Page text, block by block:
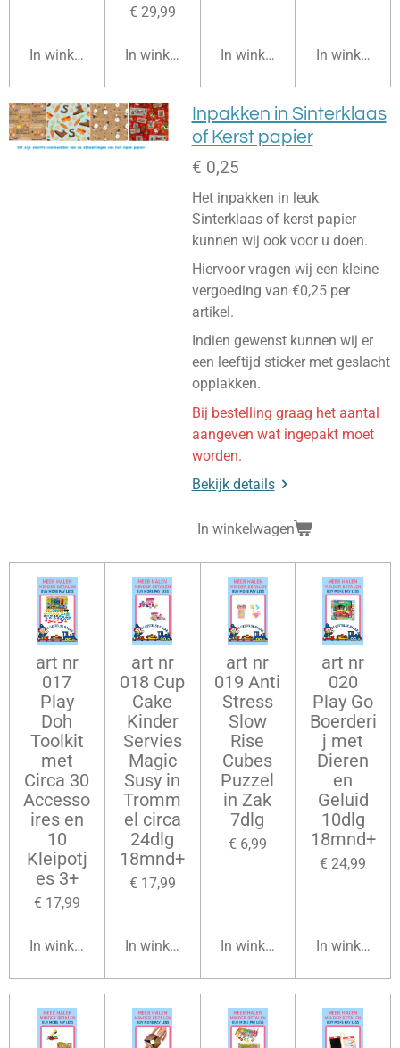
In winkelwagen
€ 29,99
In winkelwagenIn winkelwagenIn
Inpakken in Sinterklaas
of Kerst papier
€ 0,25
Het inpakken in leuk
Sinterklaas of kerst papier
kunnen wij ook voor u doen.
Hiervoor vragen wij een kleine
vergoeding van €0,25 per
artikel.
Indien gewenst kunnen wij er
een leeftijd sticker met geslacht
opplakken.
Bij bestelling graag het aantal
aangeven wat ingepakt moet
worden.
Bekijk details
In winkelwagen
art nr
017
Play
Doh
Toolkit
met
Circa 30
Accesso
ires en
10
Kleipotj
es 3+
€ 17,99
In winkelwagen
art nr
018 Cup
Cake
Kinder
Servies
Magic
Susy in
Tromm
el circa
24dlg
18mnd+
€ 17,99
In winkelwagen
art nr
019 Anti
Stress
Slow
Rise
Cubes
Puzzel
in Zak
7dlg
€ 6,99
In winkelwagen
art nr
020
Play Go
Boerderi
j met
Dieren
en
Geluid
10dlg
18mnd+
€ 24,99
In